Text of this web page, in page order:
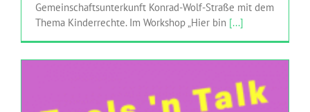
Gemeinschaftsunterkunft Konrad-Wolf-Straße mit dem
Thema Kinderrechte. Im Workshop „Hier bin [...]